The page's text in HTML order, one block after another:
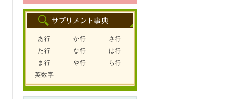
あ行 か行
さ行
た行
な行
は行
ま行
や行
ら行
英数字